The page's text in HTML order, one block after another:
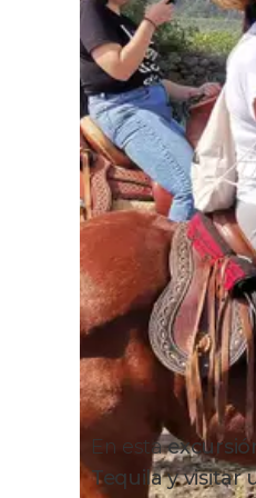
En esta
Tequila y visitar